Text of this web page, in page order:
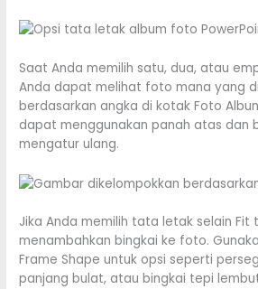
Saat Anda memilih satu, dua, atau
Anda dapat melihat foto mana yang
berdasarkan angka di kotak Foto
dapat menggunakan panah atas dan
mengatur ulang.
Jika Anda memilih tata letak selain Fit
menambahkan bingkai ke foto.
Frame Shape untuk opsi seperti
panjang bulat, atau bingkai tepi